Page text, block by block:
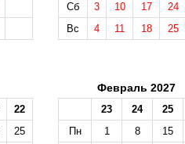
Сб
3 10 17
24
Вс
4 11 18 25
22
25
Февраль 2027
23 24
25
Пн
1 8
15